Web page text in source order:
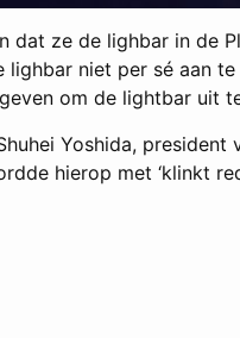
dat ze de lighbar in de
niet per sé aan
om de lightbar uit
Yoshida, president
hierop met ‘klinkt